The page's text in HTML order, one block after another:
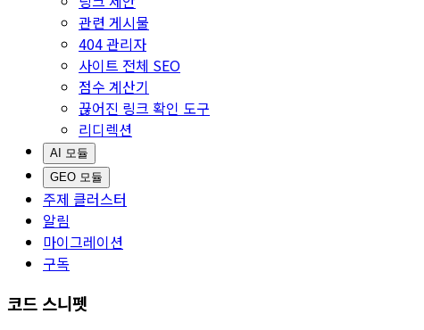
관련 게시물
404 관리자
사이트 전체 SEO
점수 계산기
끊어진 링크 확인 도구
리디렉션
AI 모듈
GEO 모듈
주제 클러스터
알림
마이그레이션
구독
코드 스니펫